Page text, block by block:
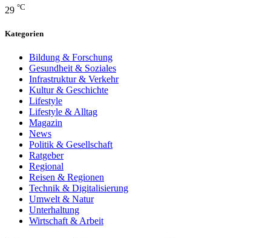
29 °C
Kategorien
Bildung & Forschung
Gesundheit & Soziales
Infrastruktur & Verkehr
Kultur & Geschichte
Lifestyle
Lifestyle & Alltag
Magazin
News
Politik & Gesellschaft
Ratgeber
Regional
Reisen & Regionen
Technik & Digitalisierung
Umwelt & Natur
Unterhaltung
Wirtschaft & Arbeit